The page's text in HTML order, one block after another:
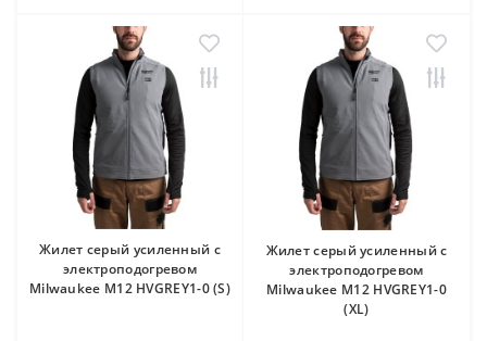
Жилет серый усиленный c
электроподогревом
Milwaukee M12 HVGREY1-0 (S)
Жилет серый усиленный c
электроподогревом
Milwaukee M12 HVGREY1-0
(XL)